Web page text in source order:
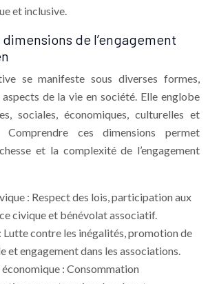
et inclusive.
de l’engagement
se manifeste sous diverses formes,
de la vie en société. Elle englobe
sociales, économiques, culturelles et
Comprendre ces dimensions permet
et la complexité de l’engagement
: Respect des lois, participation aux
civique et bénévolat associatif.
Lutte contre les inégalités, promotion de
et engagement dans les associations.
: Consommation